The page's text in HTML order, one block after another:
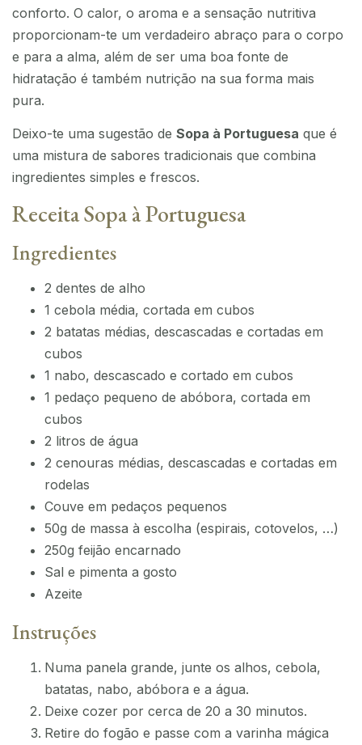
conforto. O calor, o aroma e a sensação nutritiva
proporcionam-te um verdadeiro abraço para o corpo
e para a alma, além de ser uma boa fonte de
hidratação é também nutrição na sua forma mais
pura.
Deixo-te uma sugestão de Sopa à Portuguesa que é
uma mistura de sabores tradicionais que combina
ingredientes simples e frescos.
Receita Sopa à Portuguesa
Ingredientes
2 dentes de alho
1 cebola média, cortada em cubos
2 batatas médias, descascadas e cortadas em
cubos
1 nabo, descascado e cortado em cubos
1 pedaço pequeno de abóbora, cortada em
cubos
2 litros de água
2 cenouras médias, descascadas e cortadas em
rodelas
Couve em pedaços pequenos
50g de massa à escolha (espirais, cotovelos, …)
250g feijão encarnado
Sal e pimenta a gosto
Azeite
Instruções
Numa panela grande, junte os alhos, cebola,
batatas, nabo, abóbora e a água.
Deixe cozer por cerca de 20 a 30 minutos.
Retire do fogão e passe com a varinha mágica